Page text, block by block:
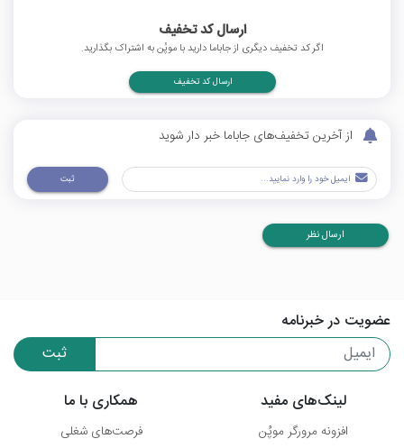
ارسال کد تخفیف
اگر کد تخفیف دیگری از جاباما دارید با موپُن به اشتراک بگذارید.
ارسال کد تخفیف
از آخرین تخفیف‌های جاباما خبر دار شوید
ثبت
ارسال نظر
عضویت در خبرنامه
ثبت
لینک‌های مفید
افزونه مرورگر موپُن
همکاری با ما
فرصت‌های شغلی